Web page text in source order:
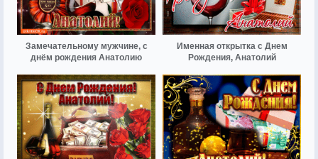
Замечательному мужчине, с
днём рождения Анатолию
Именная открытка с Днем
Рождения, Анатолий